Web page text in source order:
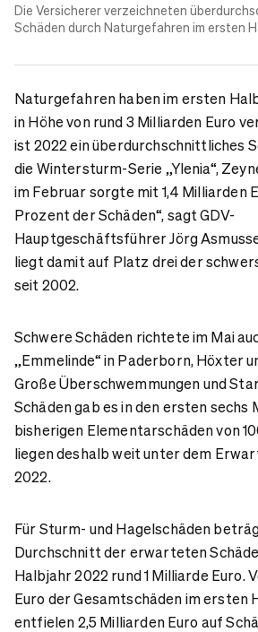
Die Versicherer verzeichneten
Schäden durch Naturgefahren im ersten
Naturgefahren haben im ersten
in Höhe von rund 3 Milliarden Euro
ist 2022 ein überdurchschnittliches
die Wintersturm-Serie „Ylenia“,
im Februar sorgte mit 1,4 Milliarden
Prozent der Schäden“, sagt GDV-
Hauptgeschäftsführer Jörg
liegt damit auf Platz drei der
seit 2002.
Schwere Schäden richtete im Mai
„Emmelinde“ in Paderborn, Höxter
Große Überschwemmungen und
Schäden gab es in den ersten sechs
bisherigen Elementarschäden von
liegen deshalb weit unter dem
2022.
Für Sturm- und Hagelschäden
Durchschnitt der erwarteten
Halbjahr 2022 rund 1 Milliarde Euro.
Euro der Gesamtschäden im ersten
entfielen 2,5 Milliarden Euro auf